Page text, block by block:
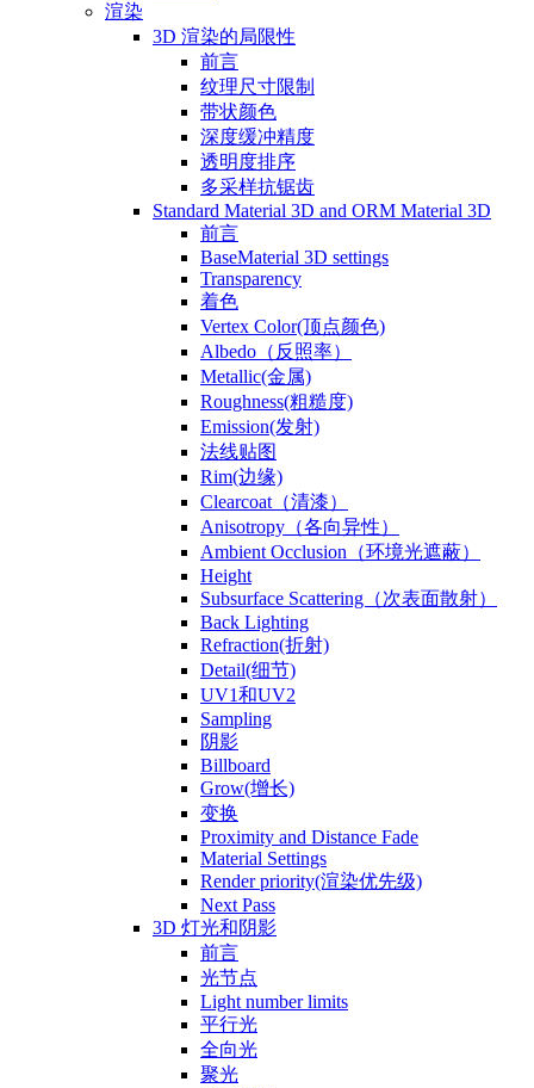
渲染
3D 渲染的局限性
前言
纹理尺寸限制
带状颜色
深度缓冲精度
透明度排序
多采样抗锯齿
Standard Material 3D and ORM Material 3D
前言
BaseMaterial 3D settings
Transparency
着色
Vertex Color(顶点颜色)
Albedo（反照率）
Metallic(金属)
Roughness(粗糙度)
Emission(发射)
法线贴图
Rim(边缘)
Clearcoat（清漆）
Anisotropy（各向异性）
Ambient Occlusion（环境光遮蔽）
Height
Subsurface Scattering（次表面散射）
Back Lighting
Refraction(折射)
Detail(细节)
UV1和UV2
Sampling
阴影
Billboard
Grow(增长)
变换
Proximity and Distance Fade
Material Settings
Render priority(渲染优先级)
Next Pass
3D 灯光和阴影
前言
光节点
Light number limits
平行光
全向光
聚光